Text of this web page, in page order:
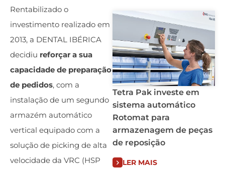
Rentabilizado o
investimento realizado em
2013, a DENTAL IBÉRICA
decidiu reforçar a sua
capacidade de preparação
de pedidos, com a
instalação de um segundo
armazém automático
vertical equipado com a
solução de picking de alta
velocidade da VRC (HSP
Tetra Pak investe em
sistema automático
Rotomat para
armazenagem de peças
de reposição
LER MAIS